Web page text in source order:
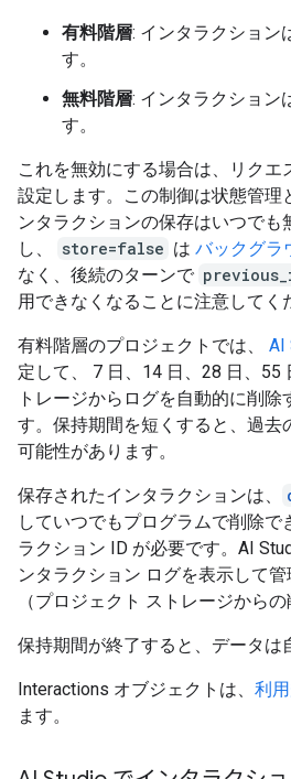
有料階層: インタラクション
す。
無料階層: インタラクション
す。
これを無効にする場合は、リクエ
設定します。この制御は状態管理
ンタラクションの保存はいつでも
し、
store=false は バックグラ
なく、後続のターンで
用できなくなることに注意してく
有料階層のプロジェクトでは、 AI
定して、 7 日、14 日、28 日、55
トレージからログを自動的に削除
す。保持期間を短くすると、過去
可能性があります。
保存されたインタラクションは、
していつでもプログラムで削除で
ラクション ID が必要です。AI
ンタラクション ログを表示して
（プロジェクト ストレージからの
保持期間が終了すると、データは
Interactions オブジェクトは、 利
ます。